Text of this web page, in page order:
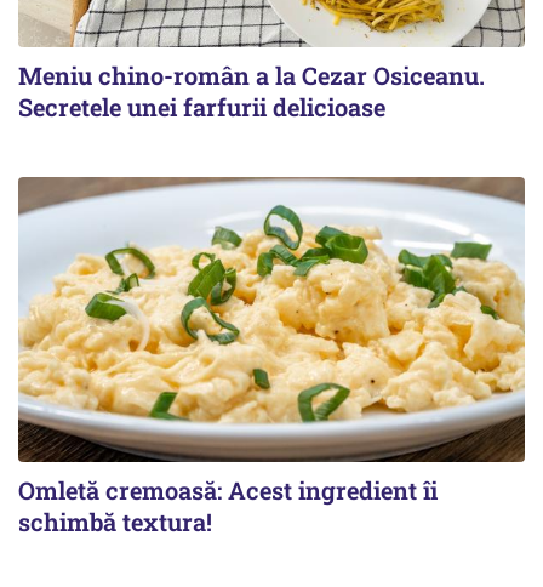
Meniu chino-român a la Cezar Osiceanu.
Secretele unei farfurii delicioase
Omletă cremoasă: Acest ingredient îi
schimbă textura!